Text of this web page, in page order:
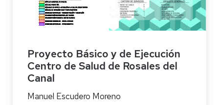
Proyecto Básico y de Ejecución
Centro de Salud de Rosales del
Canal
Manuel Escudero Moreno